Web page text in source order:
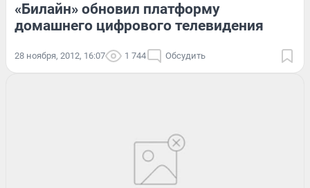
«Билайн» обновил платформу
домашнего цифрового телевидения
28 ноября, 2012, 16:07 1 744 Обсудить